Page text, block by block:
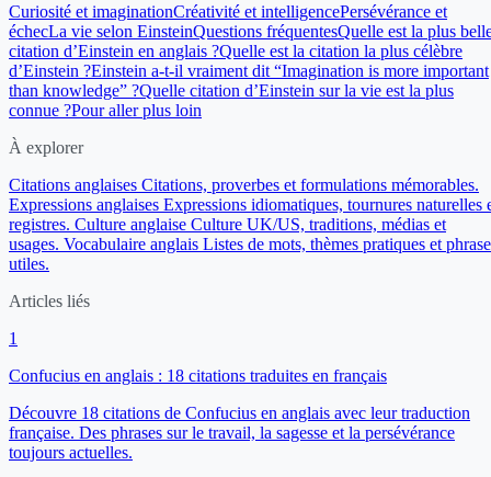
Curiosité et imaginationCréativité et intelligencePersévérance et
échecLa vie selon EinsteinQuestions fréquentesQuelle est la plus
citation d’Einstein en anglais ?Quelle est la citation la plus célèbre
d’Einstein ?Einstein a-t-il vraiment dit “Imagination is more important
than knowledge” ?Quelle citation d’Einstein sur la vie est la plus
connue ?Pour aller plus loin
À explorer
Citations anglaises Citations, proverbes et formulations mémorables.
Expressions anglaises Expressions idiomatiques, tournures naturelles
registres. Culture anglaise Culture UK/US, traditions, médias et
usages. Vocabulaire anglais Listes de mots, thèmes pratiques et
utiles.
Articles liés
1
Confucius en anglais : 18 citations traduites en français
Découvre 18 citations de Confucius en anglais avec leur traduction
française. Des phrases sur le travail, la sagesse et la persévérance
toujours actuelles.